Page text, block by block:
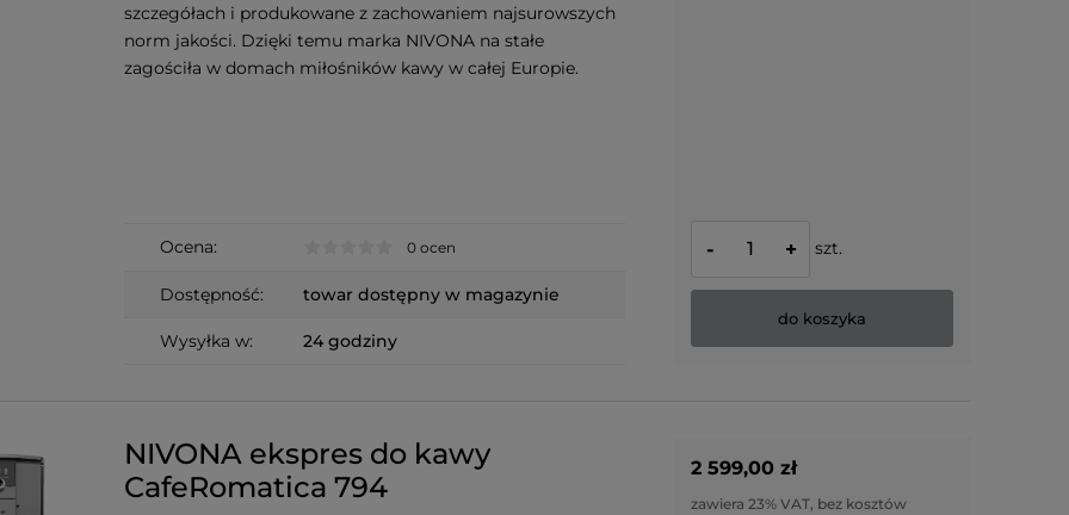
szczegółach i produkowane z zachowaniem najsurowszych
norm jakości. Dzięki temu marka NIVONA na stałe
zagościła w domach miłośników kawy w całej Europie.
Ocena: 0 ocen
Dostępność: towar dostępny w magazynie
Wysyłka w: 24 godziny
- + szt.
do koszyka
NIVONA ekspres do kawy
CafeRomatica 794
2 599,00 zł
zawiera 23% VAT, bez kosztów